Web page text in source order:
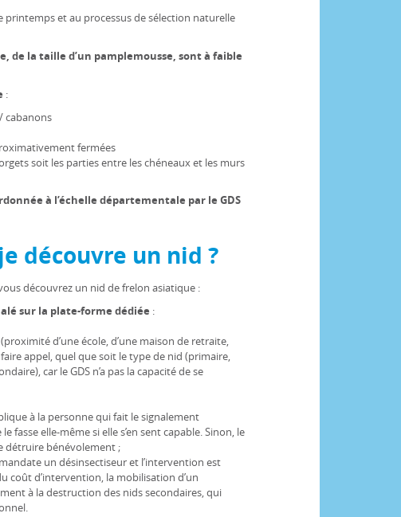
printemps et au processus de sélection naturelle
de la taille d’un pamplemousse, sont à faible
:
cabanons
fermées
soit les parties entre les chéneaux et les murs
à l’échelle départementale par le GDS
découvre un nid ?
découvrez un nid de frelon asiatique :
sur la plate-forme dédiée :
(proximité d’une école, d’une maison de retraite,
appel, quel que soit le type de nid (primaire,
car le GDS n’a pas la capacité de se
à la personne qui fait le signalement
fasse elle-même si elle s’en sent capable. Sinon, le
détruire bénévolement ;
mandate un désinsectiseur et l’intervention est
coût d’intervention, la mobilisation d’un
à la destruction des nids secondaires, qui